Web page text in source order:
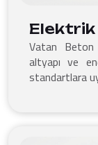
Elektrik
Vatan Beton
altyapı ve
standartlara